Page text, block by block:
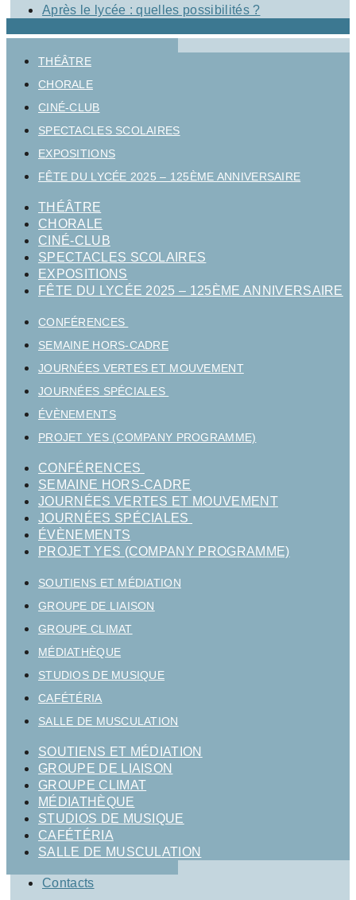
Après le lycée : quelles possibilités ?
THÉÂTRE
CHORALE
CINÉ-CLUB
SPECTACLES SCOLAIRES
EXPOSITIONS
FÊTE DU LYCÉE 2025 – 125ÈME ANNIVERSAIRE
THÉÂTRE
CHORALE
CINÉ-CLUB
SPECTACLES SCOLAIRES
EXPOSITIONS
FÊTE DU LYCÉE 2025 – 125ÈME ANNIVERSAIRE
CONFÉRENCES
SEMAINE HORS-CADRE
JOURNÉES VERTES ET MOUVEMENT
JOURNÉES SPÉCIALES
ÉVÈNEMENTS
PROJET YES (COMPANY PROGRAMME)
CONFÉRENCES
SEMAINE HORS-CADRE
JOURNÉES VERTES ET MOUVEMENT
JOURNÉES SPÉCIALES
ÉVÈNEMENTS
PROJET YES (COMPANY PROGRAMME)
SOUTIENS ET MÉDIATION
GROUPE DE LIAISON
GROUPE CLIMAT
MÉDIATHÈQUE
STUDIOS DE MUSIQUE
CAFÉTÉRIA
SALLE DE MUSCULATION
SOUTIENS ET MÉDIATION
GROUPE DE LIAISON
GROUPE CLIMAT
MÉDIATHÈQUE
STUDIOS DE MUSIQUE
CAFÉTÉRIA
SALLE DE MUSCULATION
Contacts